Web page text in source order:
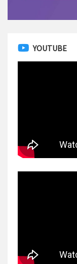
YOUTUBE